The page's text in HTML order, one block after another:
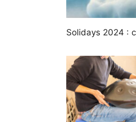
Solidays 2024 :